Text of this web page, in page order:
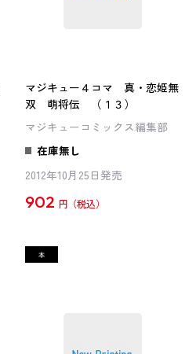
マジキュー４コマ 真・恋姫無
双 萌将伝 （１３）
マジキューコミックス編集部
在庫無し
2012年10月25日発売
902 円